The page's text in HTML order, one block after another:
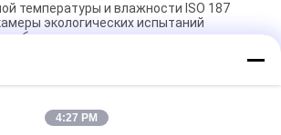
температуры и влажности ISO 187
экологических испытаний
бумаги
Nss Aass Cass камеры 60L
испытания брызг соли
теста влажности температуры,
4:27 PM